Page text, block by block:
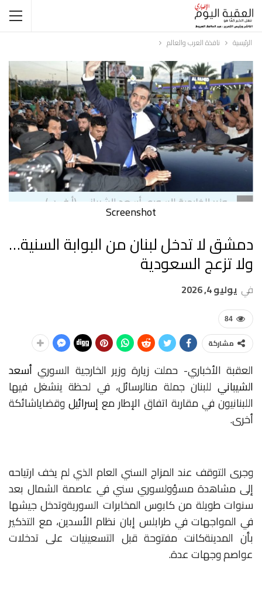
الرئيسية نافذة العرب والعالم
Screenshot
دمشق لا تدخل لبنان من البوابة السنية…
ولا تزعج السعودية
في يوليو 4, 2026
84
مشاركة
العقبة الأخباري- حملت زيارة وزير الخارجية السوري أسعد
الشيباني للبنان جملة منالرسائل، في لحظة ينشغل فيها
اللبنانيونفيمقاربة اتفاق الإطارمع إسرائيلوقضاياشائكة
أخرى.
وجرى التوقف عند المزاج السني العام الذيلميخف ارتياحه
إلى مشاهدة مسؤولسوري سني في عاصمة الشمال بعد
سنواتطويلة منكابوس المخابرات السوريةوتدخلجيشها
في المواجهات في طرابلس إبان نظام الأسدين، مع التذكير
بأن المدينةكانت مفتوحة قبل التسعينيات على تدخلات
عواصموجهاتعدة.